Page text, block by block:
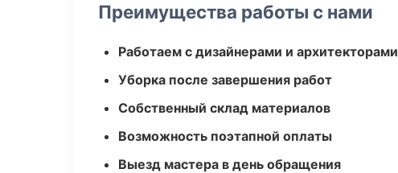
Преимущества работы с нами
Работаем с дизайнерами и архитекторами
Уборка после завершения работ
Собственный склад материалов
Возможность поэтапной оплаты
Выезд мастера в день обращения